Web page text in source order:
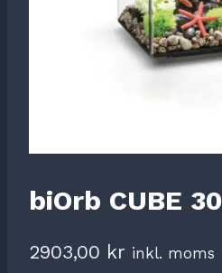
biOrb CUBE
2903,00 kr inkl. moms